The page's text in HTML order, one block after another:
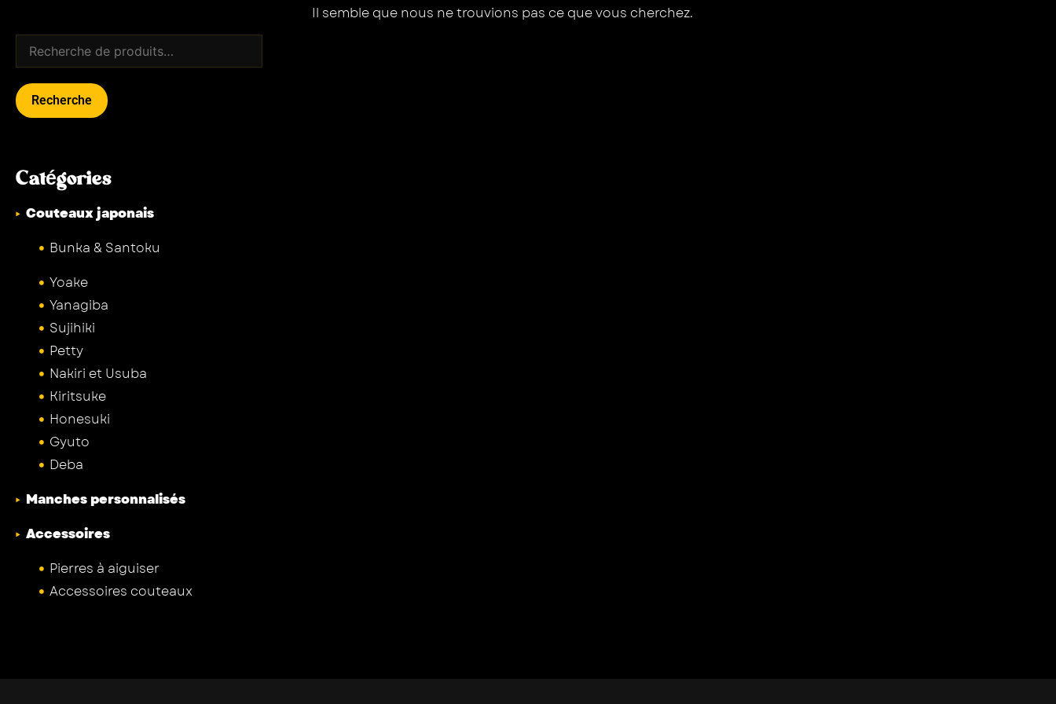
Recherche
Catégories
Couteaux japonais
Bunka & Santoku
Yoake
Yanagiba
Sujihiki
Petty
Nakiri et Usuba
Kiritsuke
Honesuki
Gyuto
Deba
Manches personnalisés
Accessoires
Pierres à aiguiser
Accessoires couteaux
Il semble que nous ne trouvions pas ce que vous cherchez.